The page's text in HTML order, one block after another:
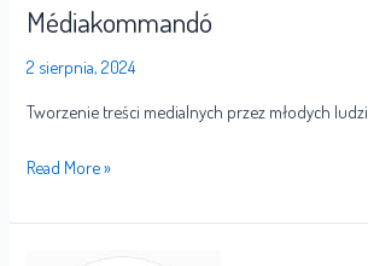
Médiakommandó
2 sierpnia, 2024
Tworzenie treści medialnych przez młodych ludzi.
Read More »